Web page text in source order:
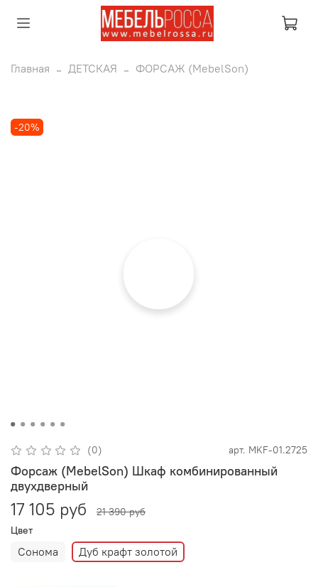
Главная ДЕТСКАЯ ФОРСАЖ (MebelSon)
-20%
(0) арт. MKF-01.2725
Форсаж (MebelSon) Шкаф комбинированный
двухдверный
17 105 руб
21 390 руб
Цвет
Сонома Дуб крафт золотой